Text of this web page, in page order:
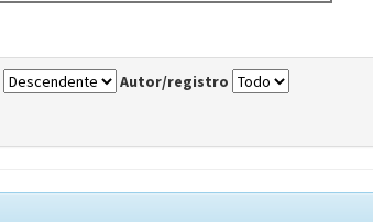
Autor/registro